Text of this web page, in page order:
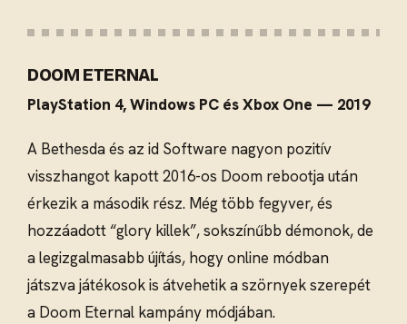
DOOM ETERNAL
PlayStation 4, Windows PC és Xbox One — 2019
A Bethesda és az id Software nagyon pozitív
visszhangot kapott 2016-os Doom rebootja után
érkezik a második rész. Még több fegyver, és
hozzáadott “glory killek”, sokszínűbb démonok, de
a legizgalmasabb újítás, hogy online módban
játszva játékosok is átvehetik a szörnyek szerepét
a Doom Eternal kampány módjában.